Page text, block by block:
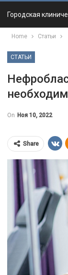
Городская
Home Статьи
СТАТЬИ
On Ноя 10, 2022
Share